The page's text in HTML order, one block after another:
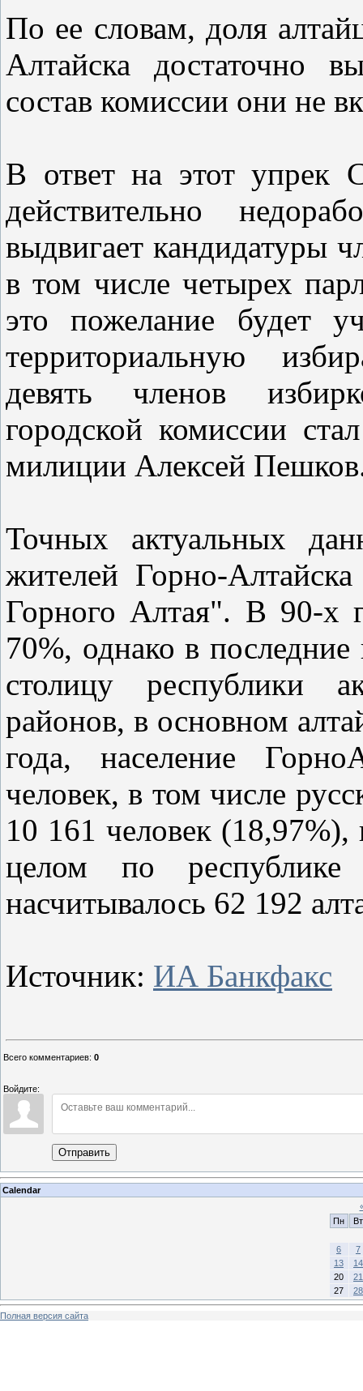
По ее словам, доля
Алтайска достаточно
состав комиссии они
В ответ на этот упрек
действительно
выдвигает кандидатуры
в том числе четырех
это пожелание будет
территориальную
девять членов
городской комиссии
милиции Алексей
Точных актуальных
жителей Горно-
Горного Алтая". В 90-х
70%, однако в
столицу республики
районов, в основном
года, население
человек, в том числе
10 161 человек
целом по
насчитывалось 62 192
Источник: ИА Банкфакс
Всего комментариев: 0
Войдите:
Отправить
Calendar
Пн
Вт
6
7
13
14
20
21
27
28
Полная версия сайта